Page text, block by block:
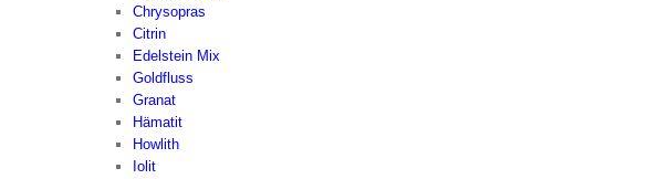
Chrysopras
Citrin
Edelstein Mix
Goldfluss
Granat
Hämatit
Howlith
Iolit